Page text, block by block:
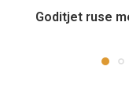
Goditjet ruse